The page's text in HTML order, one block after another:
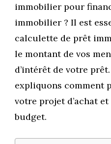
immobilier pour
immobilier ? Il est
calculette de prêt
le montant de vos
d’intérêt de votre
expliquons comment
votre projet d’achat
budget.